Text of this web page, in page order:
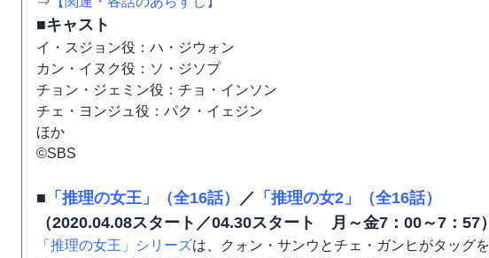
■キャスト
イ・スジョン役：ハ・ジウォン
カン・イヌク役：ソ・ジソプ
チョン・ジェミン役：チョ・インソン
チェ・ヨンジュ役：パク・イェジン
ほか
©SBS
■ 「推理の女王」（全16話） ／ 「推理の女2」（全16話）
（2020.04.08スタート／04.30スタート 月～金7：00～7：57）
「推理の女王」シリーズは、クォン・サンウとチェ・ガンヒがタッグ